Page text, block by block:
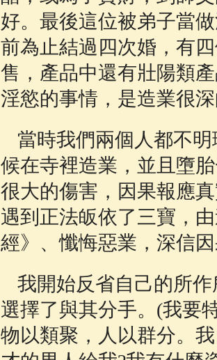
好。最後這位被弟子當
前為止結過四次婚，有
售，產品中還有壯陽類
淫慾的事情，是造業很深
當時我們兩個人都不
候在寺裡造業，並且墮
很大的傷害，因果報應
遇到正法皈依了三寶，
經》、懺悔惡業，深信因
我開始反省自己的所
選擇了與其分手。(我要
物以類聚，人以群分。